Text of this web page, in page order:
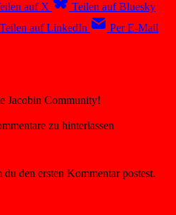
auf X
Teilen auf Bluesky
Teilen auf LinkedIn
Per E-Mail
Jacobin Community!